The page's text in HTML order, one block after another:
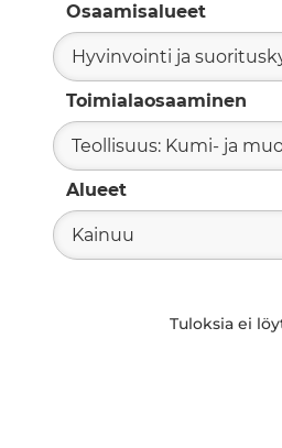
Osaamisalueet
Hyvinvointi ja
Toimialaosaaminen
Teollisuus: Kumi- ja
Alueet
Kainuu
Tuloksia ei